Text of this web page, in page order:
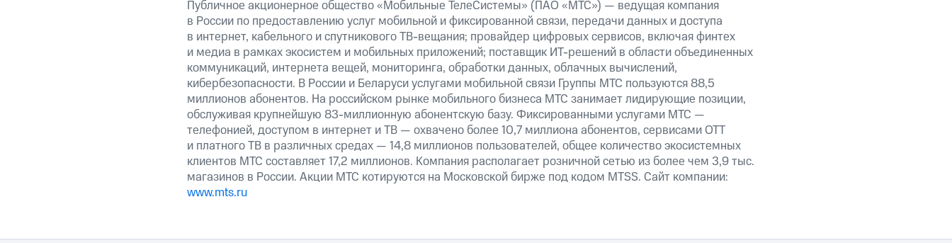
Публичное акционерное общество «Мобильные ТелеСистемы» (ПАО «МТС») — ведущая компания
в России по предоставлению услуг мобильной и фиксированной связи, передачи данных и доступа
в интернет, кабельного и спутникового ТВ-вещания; провайдер цифровых сервисов, включая финтех
и медиа в рамках экосистем и мобильных приложений; поставщик ИТ-решений в области объединенных
коммуникаций, интернета вещей, мониторинга, обработки данных, облачных вычислений,
кибербезопасности. В России и Беларуси услугами мобильной связи Группы МТС пользуются 88,5
миллионов абонентов. На российском рынке мобильного бизнеса МТС занимает лидирующие позиции,
обслуживая крупнейшую 83-миллионную абонентскую базу. Фиксированными услугами МТС —
телефонией, доступом в интернет и ТВ — охвачено более 10,7 миллиона абонентов, сервисами OTT
и платного ТВ в различных средах — 14,8 миллионов пользователей, общее количество экосистемных
клиентов МТС составляет 17,2 миллионов. Компания располагает розничной сетью из более чем 3,9 тыс.
магазинов в России. Акции МТС котируются на Московской бирже под кодом MTSS. Сайт компании:
www.mts.ru